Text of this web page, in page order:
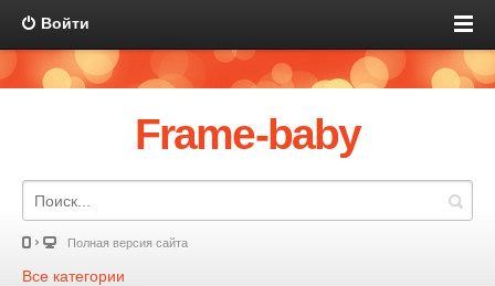
Войти
Frame-baby
Полная версия сайта
Все категории